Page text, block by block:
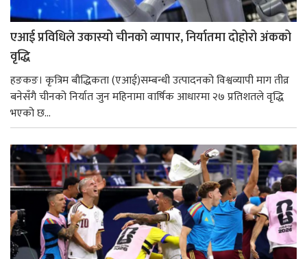
एआई प्रविधिले उकास्यो चीनको व्यापार, निर्यातमा दोहोरो अंकको
वृद्धि
हङकङ। कृत्रिम बौद्धिकता (एआई)सम्बन्धी उत्पादनको विश्वव्यापी माग तीव्र
बनेसँगै चीनको निर्यात जुन महिनामा वार्षिक आधारमा २७ प्रतिशतले वृद्धि
भएको छ...